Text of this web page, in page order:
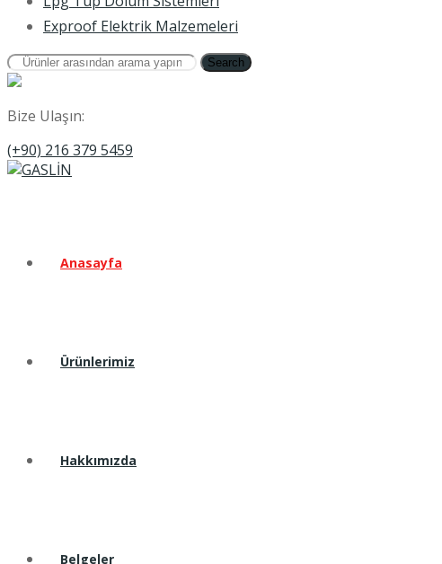
Exproof Elektrik Malzemeleri
Search
Bize Ulaşın:
(+90) 216 379 5459
Anasayfa
Ürünlerimiz
Hakkımızda
Belgeler